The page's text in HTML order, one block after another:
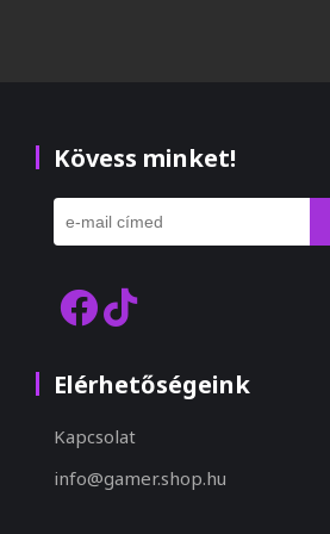
Kövess minket!
Elérhetőségeink
Kapcsolat
info@gamer.shop.hu